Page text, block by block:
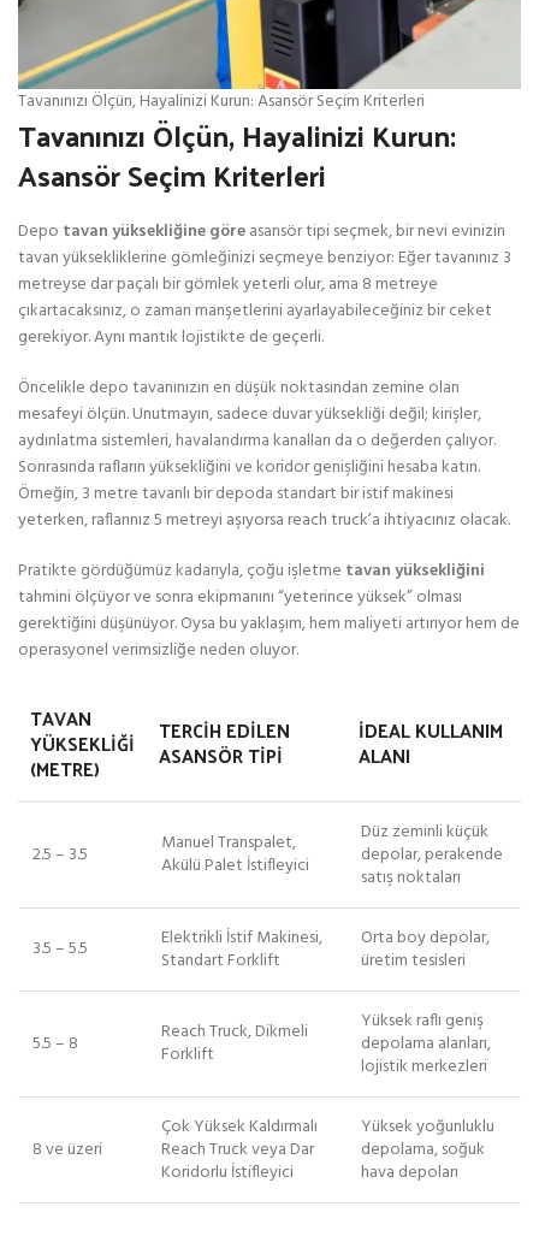
Tavanınızı Ölçün, Hayalinizi Kurun: Asansör Seçim Kriterleri
Tavanınızı Ölçün, Hayalinizi Kurun:
Asansör Seçim Kriterleri
Depo tavan yüksekliğine göreasansör tipi seçmek, bir nevi evinizin
tavan yüksekliklerine gömleğinizi seçmeye benziyor: Eğer tavanınız 3
metreyse dar paçalı bir gömlek yeterli olur, ama 8 metreye
çıkartacaksınız, o zaman manşetlerini ayarlayabileceğiniz bir ceket
gerekiyor. Aynı mantık lojistikte de geçerli.
Öncelikle depo tavanınızın en düşük noktasından zemine olan
mesafeyi ölçün. Unutmayın, sadece duvar yüksekliği değil; kirişler,
aydınlatma sistemleri, havalandırma kanalları da o değerden çalıyor.
Sonrasında rafların yüksekliğini ve koridor genişliğini hesaba katın.
Örneğin, 3 metre tavanlı bir depoda standart bir istif makinesi
yeterken, raflarınız 5 metreyi aşıyorsa reach truck’a ihtiyacınız olacak.
Pratikte gördüğümüz kadarıyla, çoğu işletme tavan yüksekliğini
tahmini ölçüyor ve sonra ekipmanını “yeterince yüksek” olması
gerektiğini düşünüyor. Oysa bu yaklaşım, hem maliyeti artırıyor hem de
operasyonel verimsizliğe neden oluyor.
TAVAN
YÜKSEKLIĞI
(METRE)
TERCIH EDILEN
ASANSÖR TIPI
İDEAL KULLANIM
ALANI
2.5 – 3.5
Manuel Transpalet,
Akülü Palet İstifleyici
Düz zeminli küçük
depolar, perakende
satış noktaları
3.5 – 5.5
Elektrikli İstif Makinesi,
Standart Forklift
Orta boy depolar,
üretim tesisleri
5.5 – 8
Reach Truck, Dikmeli
Forklift
Yüksek raflı geniş
depolama alanları,
lojistik merkezleri
8 ve üzeri
Çok Yüksek Kaldırmalı
Reach Truck veya Dar
Koridorlu İstifleyici
Yüksek yoğunluklu
depolama, soğuk
hava depoları